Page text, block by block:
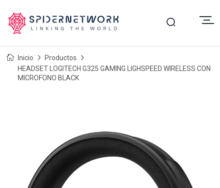
Inicio
Productos
HEADSET LOGITECH G325 GAMING LIGHSPEED WIRELESS CON
MICROFONO BLACK